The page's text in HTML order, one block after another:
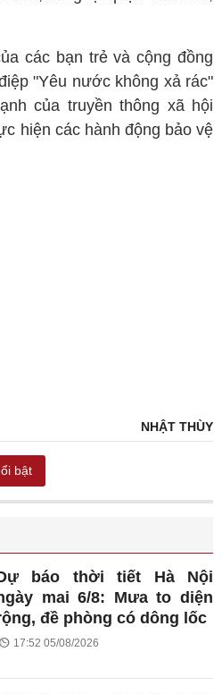
các bạn trẻ và cộng đồng
"Yêu nước không xả rác"
của truyền thông xã hội
hiện các hành động bảo vệ
NHẬT THÙY
bật
báo thời tiết Hà Nội
mai 6/8: Mưa to diện
đề phòng có dông lốc
17:52 05/08/2026